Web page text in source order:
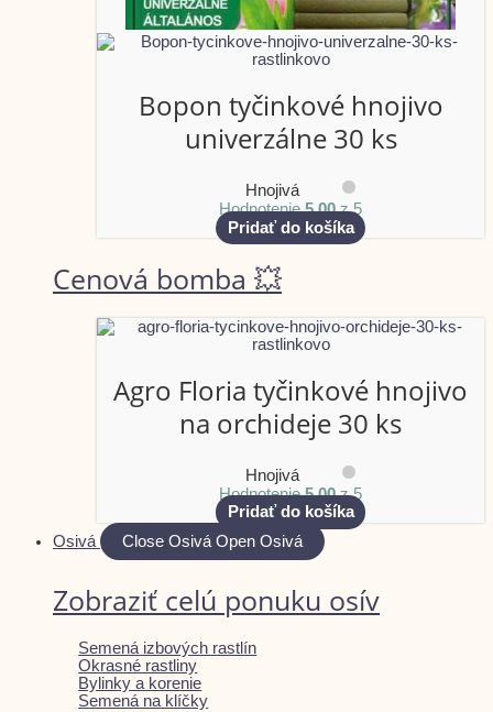
Bopon tyčinkové hnojivo
univerzálne 30 ks
Hnojivá
Hodnotenie5.00z 5
Pridať do košíka
Cenová bomba 💥
Agro Floria tyčinkové hnojivo
na orchideje 30 ks
Hnojivá
Hodnotenie5.00z 5
Pridať do košíka
Osivá
Close Osivá Open Osivá
Zobraziť celú ponuku osív
Semená izbových rastlín
Okrasné rastliny
Bylinky a korenie
Semená na klíčky